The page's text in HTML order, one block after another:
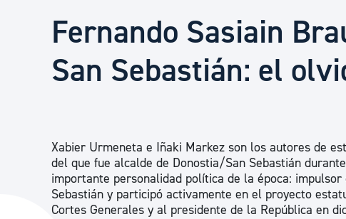
Infancia y juventud
Deporte
Fernando Sasiain
San Sebastián: el
Xabier Urmeneta e Iñaki Markez son los autores de
del que fue alcalde de Donostia/San Sebastián
importante personalidad política de la época:
Sebastián y participó activamente en el proyecto
Cortes Generales y al presidente de la República en